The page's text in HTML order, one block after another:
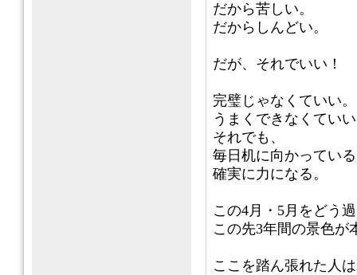
だから苦しい。
だからしんどい。
だが、それでいい！
完璧じゃなくていい。
うまくできなくてい
それでも、
毎日机に向かってい
確実に力になる。
この4月・5月をどう
この先3年間の景色が
ここを踏ん張れた人